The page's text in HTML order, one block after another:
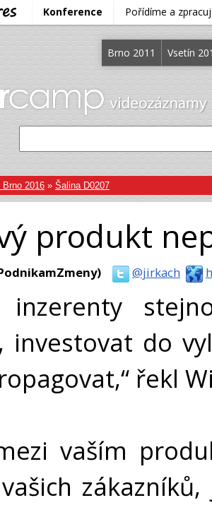
Konference Pořídíme a
Brno 2011 Vsetín
Brno 2016 » Šalina D0207
produkt
@jirkach
inzerenty
investovat do
řekl
vaším